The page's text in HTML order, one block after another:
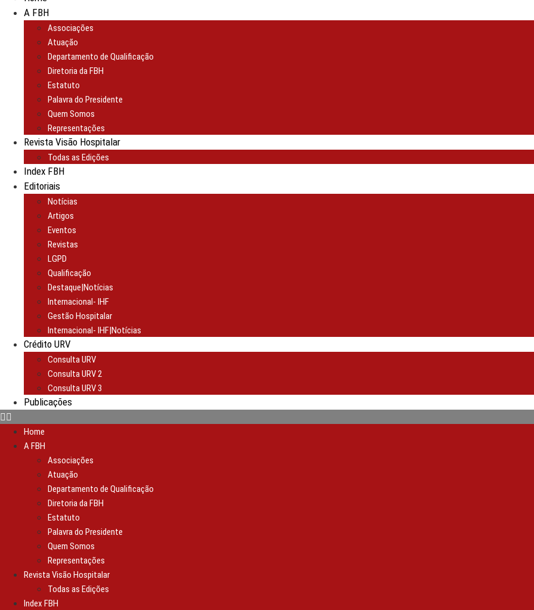
A FBH
Associações
Atuação
Departamento de Qualificação
Diretoria da FBH
Estatuto
Palavra do Presidente
Quem Somos
Representações
Revista Visão Hospitalar
Todas as Edições
Index FBH
Editoriais
Notícias
Artigos
Eventos
Revistas
LGPD
Qualificação
Destaque|Notícias
Internacional- IHF
Gestão Hospitalar
Internacional- IHF|Notícias
Crédito URV
Consulta URV
Consulta URV 2
Consulta URV 3
Publicações
Home
A FBH
Associações
Atuação
Departamento de Qualificação
Diretoria da FBH
Estatuto
Palavra do Presidente
Quem Somos
Representações
Revista Visão Hospitalar
Todas as Edições
Index FBH